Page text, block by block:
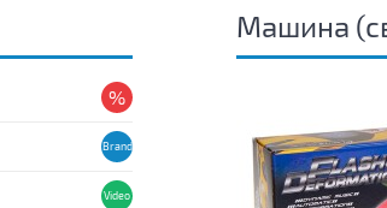
Машина